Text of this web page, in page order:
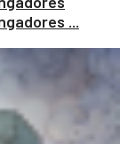
...